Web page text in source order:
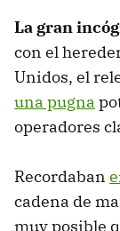
La gran
con el
Unidos, el
una pugna
operadores
Recordaban
cadena de
muy posible